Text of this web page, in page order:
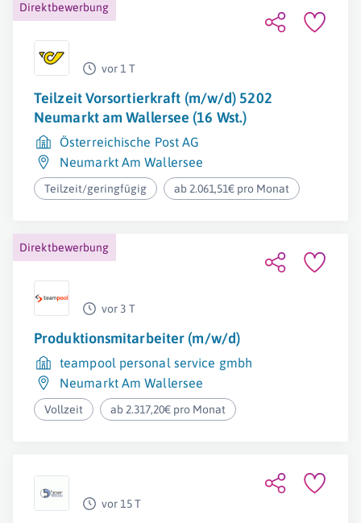
Direktbewerbung
vor 1 T
Teilzeit Vorsortierkraft (m/w/d) 5202
Neumarkt am Wallersee (16 Wst.)
Österreichische Post AG
Neumarkt Am Wallersee
Teilzeit/geringfügig ab 2.061,51€ pro Monat
Direktbewerbung
vor 3 T
Produktionsmitarbeiter (m/w/d)
teampool personal service gmbh
Neumarkt Am Wallersee
Vollzeit ab 2.317,20€ pro Monat
vor 15 T